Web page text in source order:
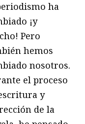
ha
¡y
Pero
hemos
nosotros.
el proceso
y
de la